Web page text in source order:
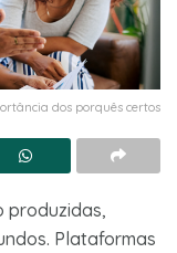
dos porquês certos
produzidas,
Plataformas